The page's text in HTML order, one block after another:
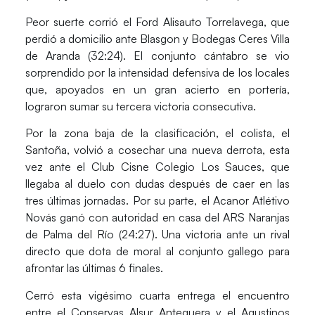
Peor suerte corrió el Ford Alisauto Torrelavega, que
perdió a domicilio ante Blasgon y Bodegas Ceres Villa
de Aranda (32:24). El conjunto cántabro se vio
sorprendido por la intensidad defensiva de los locales
que, apoyados en un gran acierto en portería,
lograron sumar su tercera victoria consecutiva.
Por la zona baja de la clasificación, el colista, el
Santoña, volvió a cosechar una nueva derrota, esta
vez ante elClub Cisne Colegio Los Sauces,que
llegaba al duelo con dudas después de caer en las
tres últimas jornadas. Por su parte, el Acanor Atlétivo
Novás ganó con autoridad en casa del ARS Naranjas
de Palma del Río (24:27).Una victoria ante un rival
directo que dota de moral al conjunto gallego para
afrontar las últimas 6 finales.
Cerró esta vigésimo cuarta entrega el encuentro
entre el Conservas Alsur Antequera y el Agustinos